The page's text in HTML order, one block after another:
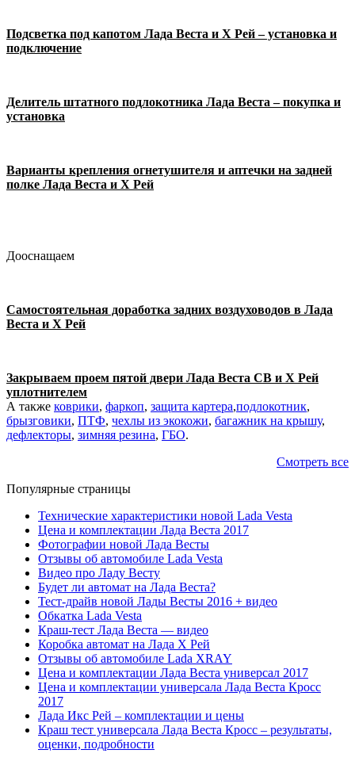
Подсветка под капотом Лада Веста и Х Рей – установка и
подключение
Делитель штатного подлокотника Лада Веста – покупка и
установка
Варианты крепления огнетушителя и аптечки на задней
полке Лада Веста и Х Рей
Дооснащаем
Самостоятельная доработка задних воздуховодов в Лада
Веста и Х Рей
Закрываем проем пятой двери Лада Веста СВ и Х Рей
уплотнителем
А также коврики, фаркоп, защита картера,подлокотник,
брызговики, ПТФ, чехлы из экокожи, багажник на крышу,
дефлекторы, зимняя резина, ГБО.
Смотреть все
Популярные страницы
Технические характеристики новой Lada Vesta
Цена и комплектации Лада Веста 2017
Фотографии новой Лада Весты
Отзывы об автомобиле Lada Vesta
Видео про Ладу Весту
Будет ли автомат на Лада Веста?
Тест-драйв новой Лады Весты 2016 + видео
Обкатка Lada Vesta
Краш-тест Лада Веста — видео
Коробка автомат на Лада Х Рей
Отзывы об автомобиле Lada XRAY
Цена и комплектации Лада Веста универсал 2017
Цена и комплектации универсала Лада Веста Кросс
2017
Лада Икс Рей – комплектации и цены
Краш тест универсала Лада Веста Кросс – результаты,
оценки, подробности